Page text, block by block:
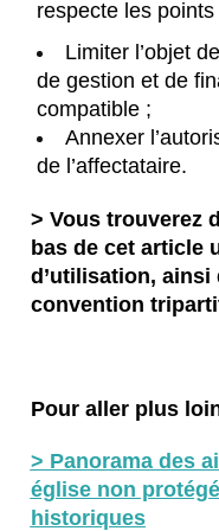
respecte les
Limiter l’objet
de gestion et de
compatible ;
Annexer
de l’affectataire.
> Vous trouverez
bas de cet article
d’utilisation, ainsi
convention
Pour aller plus
> Panorama des
église non
historiques